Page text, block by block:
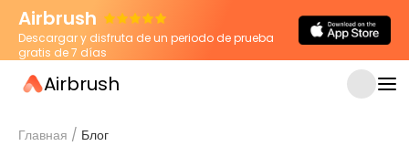
Airbrush
Descargar y disfruta de un periodo de prueba
gratis de 7 días
Airbrush
Главная / Блог